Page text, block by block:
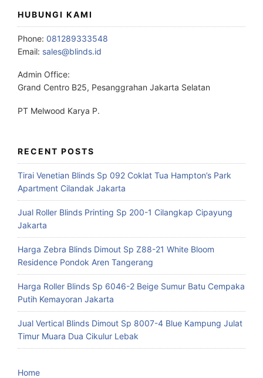
HUBUNGI KAMI
Phone: 081289333548
Email: sales@blinds.id
Admin Office:
Grand Centro B25, Pesanggrahan Jakarta Selatan
PT Melwood Karya P.
RECENT POSTS
Tirai Venetian Blinds Sp 092 Coklat Tua Hampton’s Park
Apartment Cilandak Jakarta
Jual Roller Blinds Printing Sp 200-1 Cilangkap Cipayung
Jakarta
Harga Zebra Blinds Dimout Sp Z88-21 White Bloom
Residence Pondok Aren Tangerang
Harga Roller Blinds Sp 6046-2 Beige Sumur Batu Cempaka
Putih Kemayoran Jakarta
Jual Vertical Blinds Dimout Sp 8007-4 Blue Kampung Julat
Timur Muara Dua Cikulur Lebak
Home